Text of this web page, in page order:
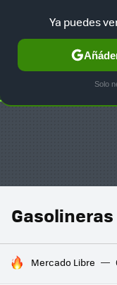
SELECCIÓN
Gasolineras
HOY SE HABLA DE
Mercado Libre
Ya puedes
Solo